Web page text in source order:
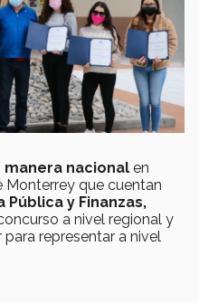
nacional en
que cuentan
Pública y Finanzas,
a nivel regional y
representar a nivel